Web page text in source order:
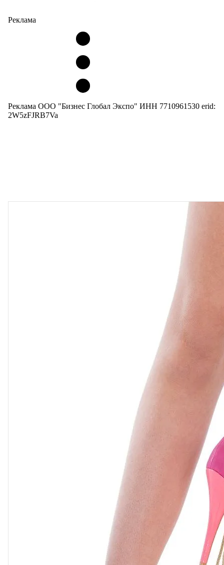
Реклама
Реклама ООО "Бизнес Глобал Экспо" ИНН 7710961530 erid:
2W5zFJRB7Va